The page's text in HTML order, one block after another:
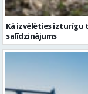
Kā izvēlēties izturīgu
salīdzinājums